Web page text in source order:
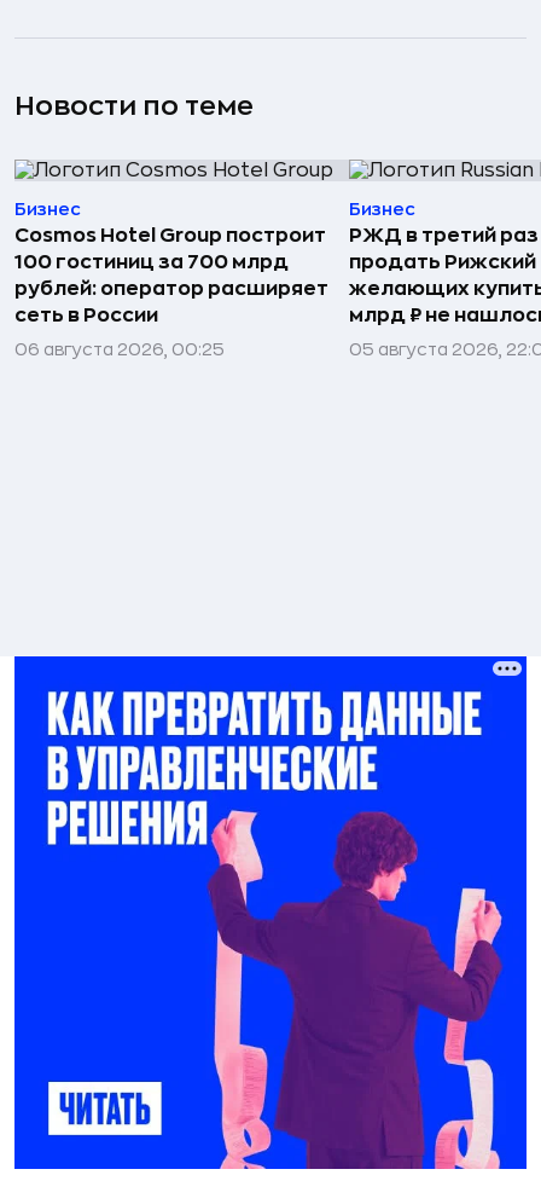
Новости по теме
Бизнес
Cosmos Hotel Group построит
100 гостиниц за 700 млрд
рублей: оператор расширяет
сеть в России
06 августа 2026, 00:25
Бизнес
РЖД в третий
продать Рижский
желающих
млрд ₽ не
05 августа 2026,